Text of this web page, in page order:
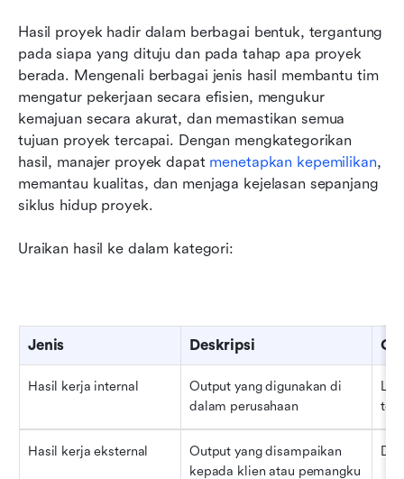
Hasil proyek hadir dalam berbagai bentuk, tergantung
pada siapa yang dituju dan pada tahap apa proyek
berada. Mengenali berbagai jenis hasil membantu tim
mengatur pekerjaan secara efisien, mengukur
kemajuan secara akurat, dan memastikan semua
tujuan proyek tercapai. Dengan mengkategorikan
hasil, manajer proyek dapat menetapkan kepemilikan,
memantau kualitas, dan menjaga kejelasan sepanjang
siklus hidup proyek.
Uraikan hasil ke dalam kategori:
Jenis Deskripsi
Hasil kerja internal
Output yang digunakan di
dalam perusahaan
tes
Hasil kerja eksternal
Output yang disampaikan
kepada klien atau pemangku